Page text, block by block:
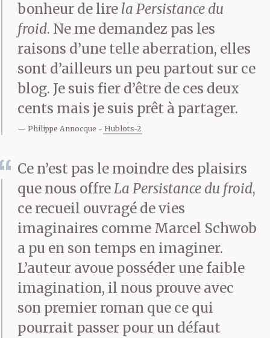
pelouses paisibles et
peuplées, se font
entendre les saillies
d’un orchestre de jazz
— applaudissements
pour le vieux soliste
encore capable de
disloquer une mélodie
—, les freins des convois
de wagons, le vent du
lac et le bruit d’eau des
fontaines colorées de
rouge. Plus loin
bonheur de lire la Persistance du
froid. Ne me demandez pas les
raisons d’une telle aberration, elles
sont d’ailleurs un peu partout sur ce
blog. Je suis fier d’être de ces deux
cents mais je suis prêt à partager.
Philippe Annocque Hublots-2
Ce n’est pas le moindre des plaisirs
que nous offre La Persistance du froid,
ce recueil ouvragé de vies
imaginaires comme Marcel Schwob
a pu en son temps en imaginer.
L’auteur avoue posséder une faible
imagination, il nous prouve avec
son premier roman que ce qui
pourrait passer pour un défaut